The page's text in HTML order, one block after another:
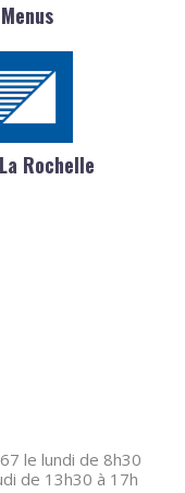
Menus
Rochelle
le lundi de 8h30
de 13h30 à 17h